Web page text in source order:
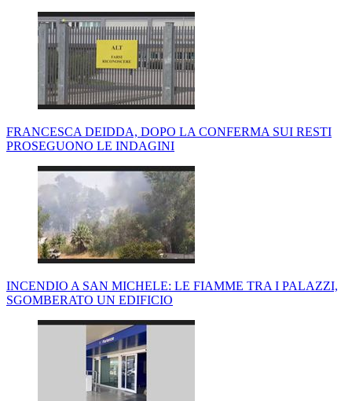
FRANCESCA DEIDDA, DOPO LA CONFERMA SUI RESTI
PROSEGUONO LE INDAGINI
INCENDIO A SAN MICHELE: LE FIAMME TRA I PALAZZI,
SGOMBERATO UN EDIFICIO